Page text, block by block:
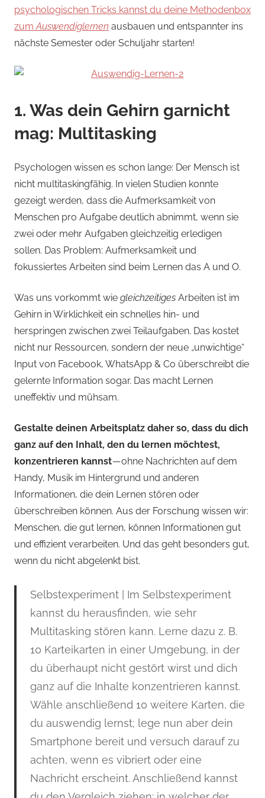
psychologischen Tricks kannst du deine Methodenbox
zumAuswendiglernen ausbauen und entspannter ins
nächste Semester oder Schuljahr starten!
1. Was dein Gehirn garnicht
mag: Multitasking
Psychologen wissen es schon lange: Der Mensch ist
nicht multitaskingfähig. In vielen Studien konnte
gezeigt werden, dass die Aufmerksamkeit von
Menschen pro Aufgabe deutlich abnimmt, wenn sie
zwei oder mehr Aufgaben gleichzeitig erledigen
sollen. Das Problem: Aufmerksamkeit und
fokussiertes Arbeiten sind beim Lernen das A und O.
Was uns vorkommt wie gleichzeitiges Arbeiten ist im
Gehirn in Wirklichkeit ein schnelles hin- und
herspringen zwischen zwei Teilaufgaben. Das kostet
nicht nur Ressourcen, sondern der neue „unwichtige“
Input von Facebook, WhatsApp & Co überschreibt die
gelernte Information sogar. Das macht Lernen
uneffektiv und mühsam.
Gestalte deinen Arbeitsplatz daher so, dass du dich
ganz auf den Inhalt, den du lernen möchtest,
konzentrieren kannst— ohne Nachrichten auf dem
Handy, Musik im Hintergrund und anderen
Informationen, die dein Lernen stören oder
überschreiben können. Aus der Forschung wissen wir:
Menschen, die gut lernen, können Informationen gut
und effizient verarbeiten. Und das geht besonders gut,
wenn du nicht abgelenkt bist.
Selbstexperiment| Im Selbstexperiment
kannst du herausfinden, wie sehr
Multitasking stören kann. Lerne dazu z. B.
10 Karteikarten in einer Umgebung, in der
du überhaupt nicht gestört wirst und dich
ganz auf die Inhalte konzentrieren kannst.
Wähle anschließend 10 weitere Karten, die
du auswendig lernst; lege nun aber dein
Smartphone bereit und versuch darauf zu
achten, wenn es vibriert oder eine
Nachricht erscheint. Anschließend kannst